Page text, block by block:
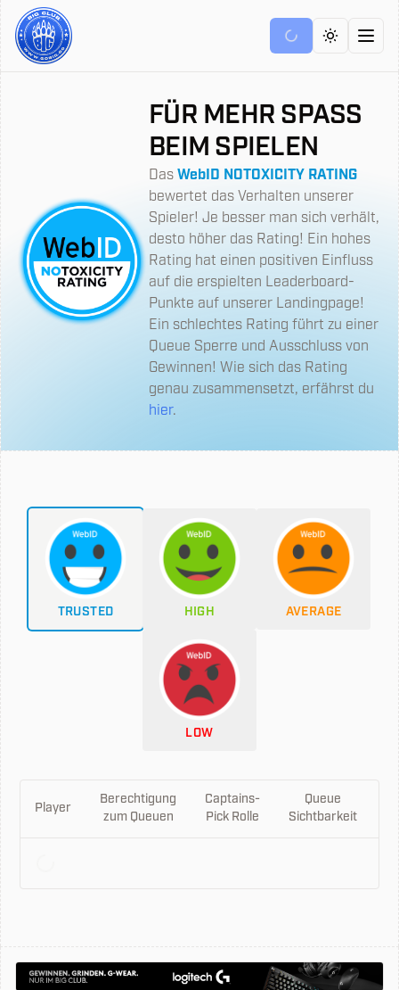
ToggleOpen
FÜR MEHR SPASS
BEIM SPIELEN
Das WebID NOTOXICITY RATING
bewertet das Verhalten unserer
Spieler! Je besser man sich verhält,
desto höher das Rating! Ein hohes
Rating hat einen positiven Einfluss
auf die erspielten Leaderboard-
Punkte auf unserer Landingpage!
Ein schlechtes Rating führt zu einer
Queue Sperre und Ausschluss von
Gewinnen! Wie sich das Rating
genau zusammensetzt, erfährst du
hier.
TRUSTED HIGH AVERAGE
LOW
Player
Berechtigung
zum Queuen
Captains-
Pick Rolle
Queue
Sichtbarkeit